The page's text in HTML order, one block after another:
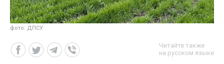
фото: ДПСУ
Читайте также
на русском языке